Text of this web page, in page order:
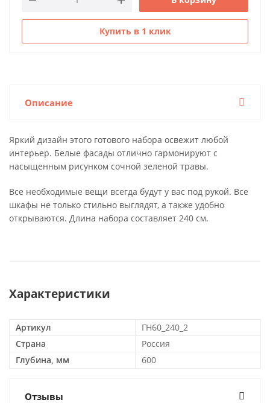
Купить в 1 клик
Описание
Яркий дизайн этого готового набора освежит любой
интерьер. Белые фасады отлично гармонируют с
насыщенным рисунком сочной зеленой травы.
Все необходимые вещи всегда будут у вас под рукой. Все
шкафы не только стильно выглядят, а также удобно
открываются. Длина набора составляет 240 см.
Характеристики
Артикул
ГН60_240_2
Страна
Россия
Глубина, мм
600
Отзывы